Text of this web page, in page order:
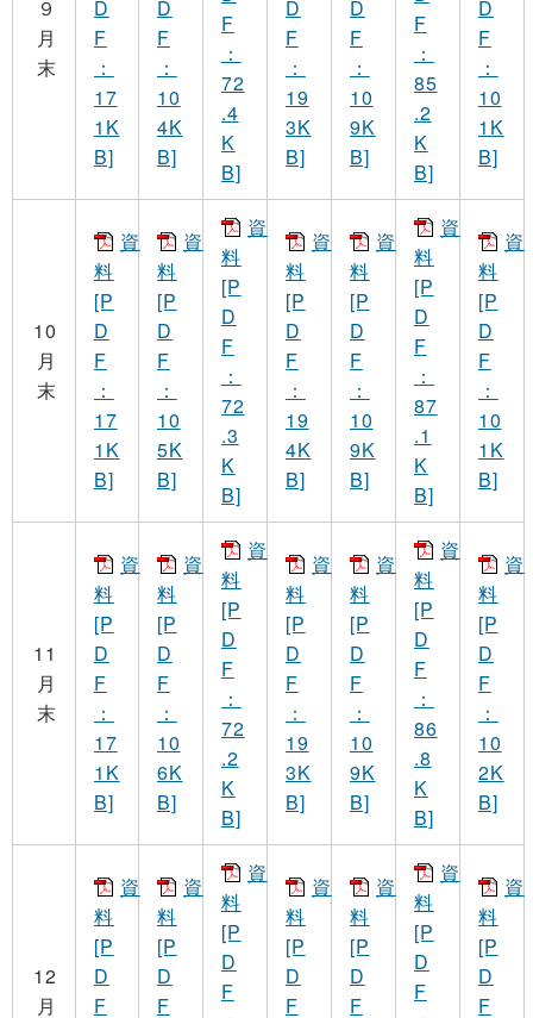
９
月
末
D
F
：
17
1K
B]
D
F
：
10
4K
B]
F
：
72
.4
K
B]
D
F
：
19
3K
B]
D
F
：
10
9K
B]
F
：
85
.2
K
B]
D
F
：
10
1K
B]
10
月
末
資
料
[P
D
F
：
17
1K
B]
資
料
[P
D
F
：
10
5K
B]
資
料
[P
D
F
：
72
.3
K
B]
資
料
[P
D
F
：
19
4K
B]
資
料
[P
D
F
：
10
9K
B]
資
料
[P
D
F
：
87
.1
K
B]
資
料
[P
D
F
：
10
1K
B]
11
月
末
資
料
[P
D
F
：
17
1K
B]
資
料
[P
D
F
：
10
6K
B]
資
料
[P
D
F
：
72
.2
K
B]
資
料
[P
D
F
：
19
3K
B]
資
料
[P
D
F
：
10
9K
B]
資
料
[P
D
F
：
86
.8
K
B]
資
料
[P
D
F
：
10
2K
B]
12
月
資
料
[P
D
F
資
料
[P
D
F
資
料
[P
D
F
資
料
[P
D
F
資
料
[P
D
F
資
料
[P
D
F
資
料
[P
D
F